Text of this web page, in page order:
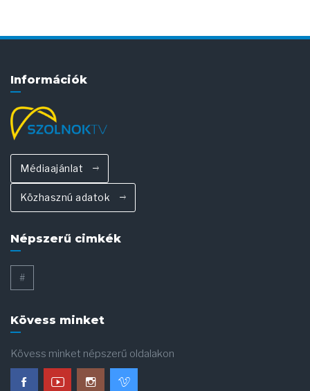
Információk
Médiaajánlat
Közhasznú adatok
Népszerű cimkék
#
Kövess minket
Kövess minket népszerű oldalakon